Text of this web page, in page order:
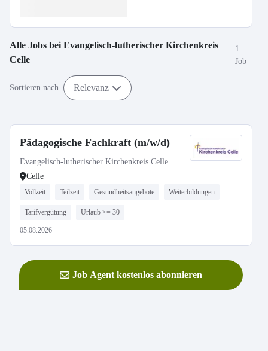
Alle Jobs bei Evangelisch-lutherischer Kirchenkreis
Celle
1
Job
Sortieren nach Relevanz
Pädagogische Fachkraft (m/w/d)
Evangelisch-lutherischer Kirchenkreis Celle
Celle
Vollzeit Teilzeit Gesundheitsangebote Weiterbildungen
Tarifvergütung Urlaub >= 30
05.08.2026
Job Agent kostenlos abonnieren